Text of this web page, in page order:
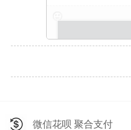
微信花呗 聚合支付